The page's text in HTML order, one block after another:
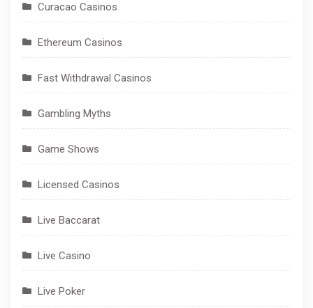
Curacao Casinos
Ethereum Casinos
Fast Withdrawal Casinos
Gambling Myths
Game Shows
Licensed Casinos
Live Baccarat
Live Casino
Live Poker